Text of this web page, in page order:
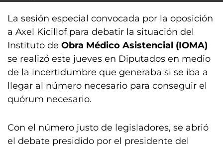
La sesión especial convocada por la oposición
a Axel Kicillof para debatir la situación del
Instituto de Obra Médico Asistencial (IOMA)
se realizó este jueves en Diputados en medio
de la incertidumbre que generaba si se iba a
llegar al número necesario para conseguir el
quórum necesario.
Con el número justo de legisladores, se abrió
el debate presidido por el presidente del